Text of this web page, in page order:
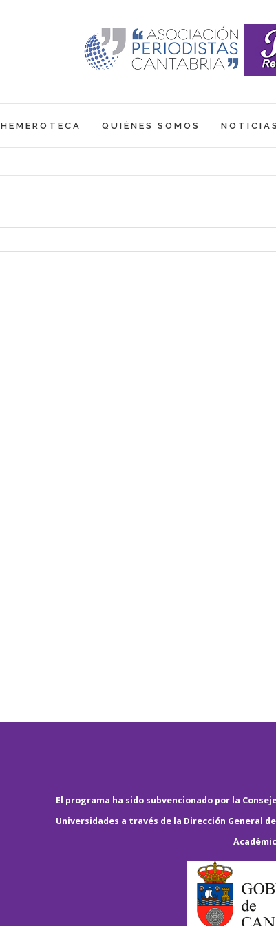
HEMEROTECA QUIÉNES SOMOS NOTICIAS
El programa ha sido subvencionado por la
Universidades a través de la Dirección General